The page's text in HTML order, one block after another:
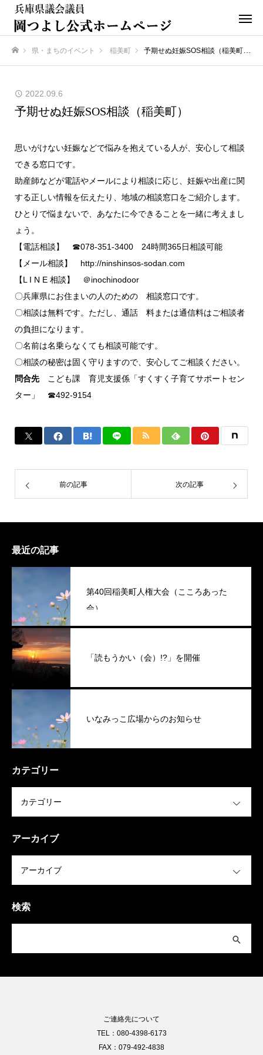
県・まちのイベント 稲美町 予期せぬ妊娠SOS相談（稲美町）
2022.09.6
予期せぬ妊娠SOS相談（稲美町）
思いがけない妊娠などで悩みを抱えている人が、安心して相談
できる窓口です。
助産師などが電話やメールにより相談に応じ、妊娠や出産に関
する正しい情報を伝えたり、地域の相談窓口をご紹介します。
ひとりで悩まないで、あなたに今できることを一緒に考えまし
ょう。
【電話相談】 ☎078-351-3400 24時間365日相談可能
【メール相談】 http://ninshinsos-sodan.com
【L I N E 相談】 ＠inochinodoor
〇兵庫県にお住まいの人のための 相談窓口です。
〇相談は無料です。ただし、通話 料または通信料はご相談者
の負担になります。
〇名前は名乗らなくても相談可能です。
〇相談の秘密は固く守りますので、安心してご相談ください。
問合先こども課 育児支援係「すくすく子育てサポートセン
ター」 ☎492-9154
前の記事 次の記事
最近の記事
第40回稲美町人権大会（こころあった
会）
「読もうかい（会）!?」を開催
いなみっこ広場からのお知らせ
カテゴリー
アーカイブ
検索
ご連絡先について
TEL：080-4398-6173
FAX：079-492-4838